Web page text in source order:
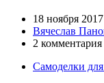
18 ноября 2017
Вячеслав
2 комментария
Самоделки